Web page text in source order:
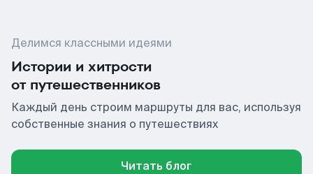
Делимся классными идеями
Истории и хитрости
от путешественников
Каждый день строим маршруты для вас, используя
собственные знания о путешествиях
Читать блог